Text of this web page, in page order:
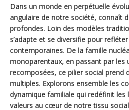
Dans un monde en perpétuelle
angulaire de notre société, connaît
profondes. Loin des modèles
s’adapte et se diversifie pour
contemporaines. De la famille
monoparentaux, en passant par les
recomposées, ce pilier social prend
multiples. Explorons ensemble les
dynamique familiale qui redéfinit les
valeurs au cœur de notre tissu